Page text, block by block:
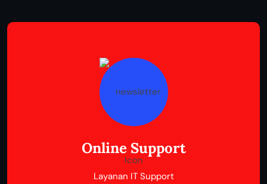
Online Support
Layanan IT Support